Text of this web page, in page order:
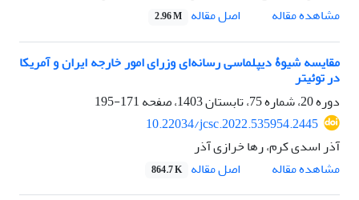
مشاهده مقاله
اصل مقاله 2.96 M
مقایسه شیوۀ دیپلماسی رسانه‌ای وزرای امور خارجه ایران و آمریکا
در توئیتر
دوره 20، شماره 75، تابستان 1403، صفحه
171-195
10.22034/jcsc.2022.535954.2445
آذر اسدی کرم، رها خرازی آذر
مشاهده مقاله
اصل مقاله 864.7 K